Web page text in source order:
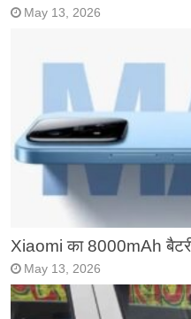
May 13, 2026
Xiaomi का 8000mAh
May 13, 2026